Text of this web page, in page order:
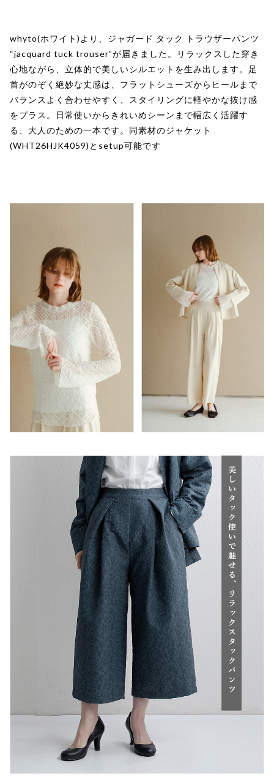
whyto(ホワイト)より、ジャガード タック トラウザーパンツ
“jacquard tuck trouser”が届きました。リラックスした穿き
心地ながら、立体的で美しいシルエットを生み出します。足
首がのぞく絶妙な丈感は、フラットシューズからヒールまで
バランスよく合わせやすく、スタイリングに軽やかな抜け感
をプラス。日常使いからきれいめシーンまで幅広く活躍す
る、大人のための一本です。同素材のジャケット
(WHT26HJK4059)とsetup可能です